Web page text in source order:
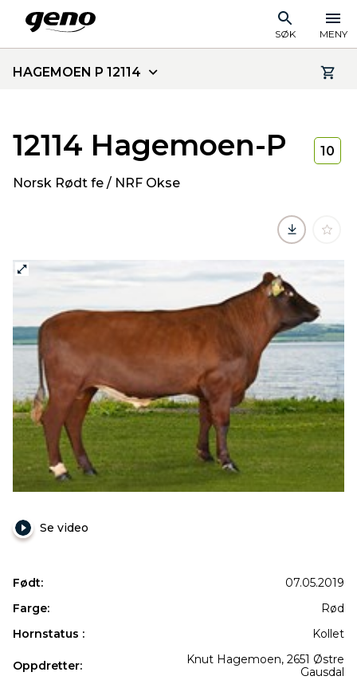
SØK MENY
HAGEMOEN P 12114
12114 Hagemoen-P
Norsk Rødt fe / NRF Okse
10
Se video
Født:
07.05.2019
Farge:
Rød
Hornstatus :
Kollet
Oppdretter:
Knut Hagemoen, 2651 Østre
Gausdal